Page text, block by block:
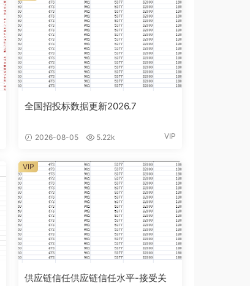
全国招投标数据更新2026.7
2026-08-05 5.22k VIP
供应链信任供应链信任水平-接受关
VIP